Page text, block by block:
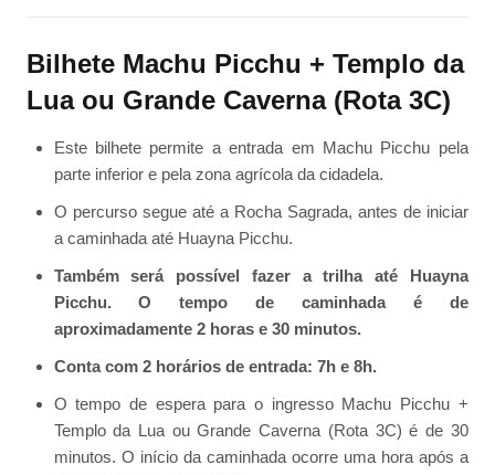
Bilhete Machu Picchu + Templo da
Lua ou Grande Caverna (Rota 3C)
Este bilhete permite a entrada em Machu Picchu pela
parte inferior e pela zona agrícola da cidadela.
O percurso segue até a Rocha Sagrada, antes de iniciar
a caminhada até Huayna Picchu.
Também será possível fazer a trilha até Huayna
Picchu. O tempo de caminhada é de
aproximadamente 2 horas e 30 minutos.
Conta com 2 horários de entrada: 7h e 8h.
O tempo de espera para o ingresso Machu Picchu +
Templo da Lua ou Grande Caverna (Rota 3C) é de 30
minutos. O início da caminhada ocorre uma hora após a